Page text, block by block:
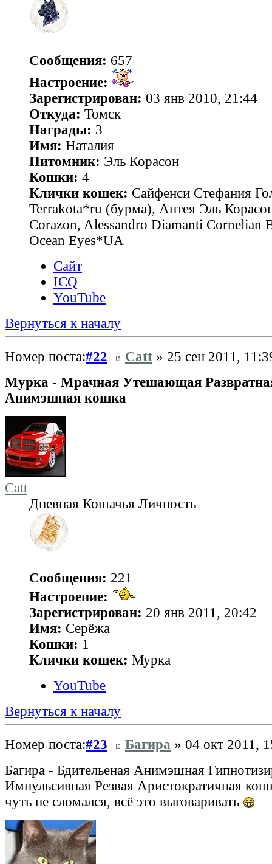
Сообщения: 657
Настроение:
Зарегистрирован: 03 янв 2010, 21:44
Откуда: Томск
Награды: 3
Имя: Наталия
Питомник: Эль Корасон
Кошки: 4
Клички кошек: Сайфенси Стефания
Terrakota*ru (бурма), Антея Эль
Corazon, Alessandro Diamanti Cornelian
Ocean Eyes*UA
Сайт
ICQ
YouTube
Вернуться к началу
Номер поста:#22 Catt » 25 сен 2011,
Мурка - Мрачная Утешающая
Анимэшная кошка
Catt
Дневная Кошачья Личность
Сообщения: 221
Настроение:
Зарегистрирован: 20 янв 2011, 20:42
Имя: Серёжа
Кошки: 1
Клички кошек: Мурка
YouTube
Вернуться к началу
Номер поста:#23 Багира » 04 окт 2011,
Багира - Бдительеная Анимэшная
Импульсивная Резвая Аристократичная
чуть не сломался, всё это выговаривать